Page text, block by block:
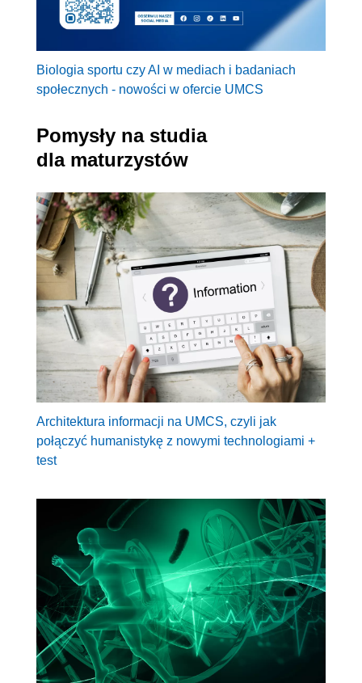
Biologia sportu czy AI w mediach i badaniach
społecznych - nowości w ofercie UMCS
Pomysły na studia
dla maturzystów
Architektura informacji na UMCS, czyli jak
połączyć humanistykę z nowymi technologiami +
test